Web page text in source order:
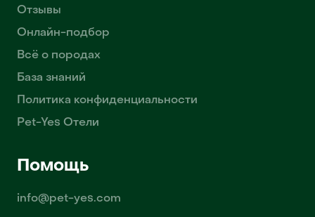
Отзывы
Онлайн-подбор
Всё о породах
База знаний
Политика конфиденциальности
Pet-Yes Отели
Помощь
info@pet-yes.com